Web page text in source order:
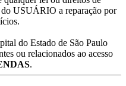
do USUÁRIO a reparação por
do Estado de São Paulo
ou relacionados ao acesso
.